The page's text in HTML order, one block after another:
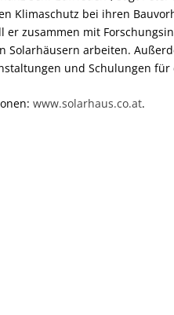
Klimaschutz bei ihren
er zusammen mit
Solarhäusern arbeiten.
und Schulungen
www.solarhaus.co.at.